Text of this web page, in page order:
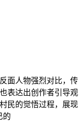
面人物强烈对比，传
表达出创作者引导观
民的觉悟过程，展现
的